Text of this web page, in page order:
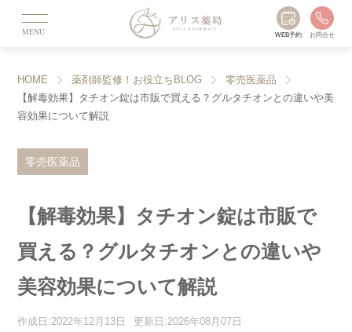
MENU WEB予約 お問合せ
HOME 薬剤師監修！お役立ちBLOG
零売医薬品
【解毒効果】タチオン錠は市販で買える？グルタチオンとの違いや美
容効果について解説
零売医薬品
【解毒効果】タチオン錠は市販で
買える？グルタチオンとの違いや
美容効果について解説
作成日:2022年12月13日 更新日:2026年08月07日